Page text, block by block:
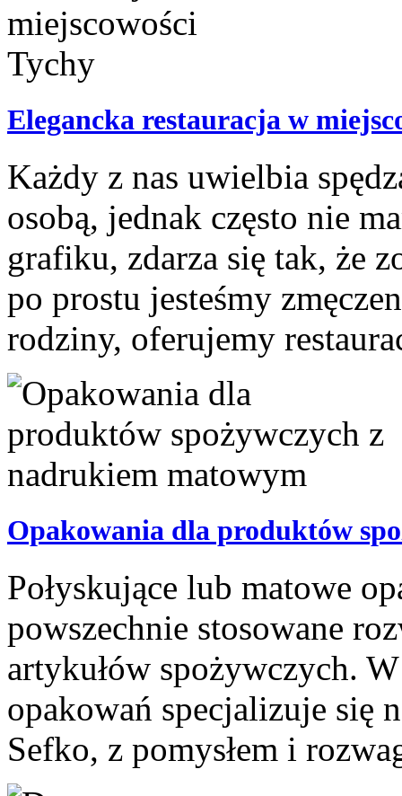
Elegancka restauracja w
Każdy z nas uwielbia
osobą, jednak często nie
grafiku, zdarza się tak, że
po prostu jesteśmy
rodziny, oferujemy
Opakowania dla produktów
Połyskujące lub matowe
powszechnie stosowane
artykułów spożywczych.
opakowań specjalizuje się
Sefko, z pomysłem i